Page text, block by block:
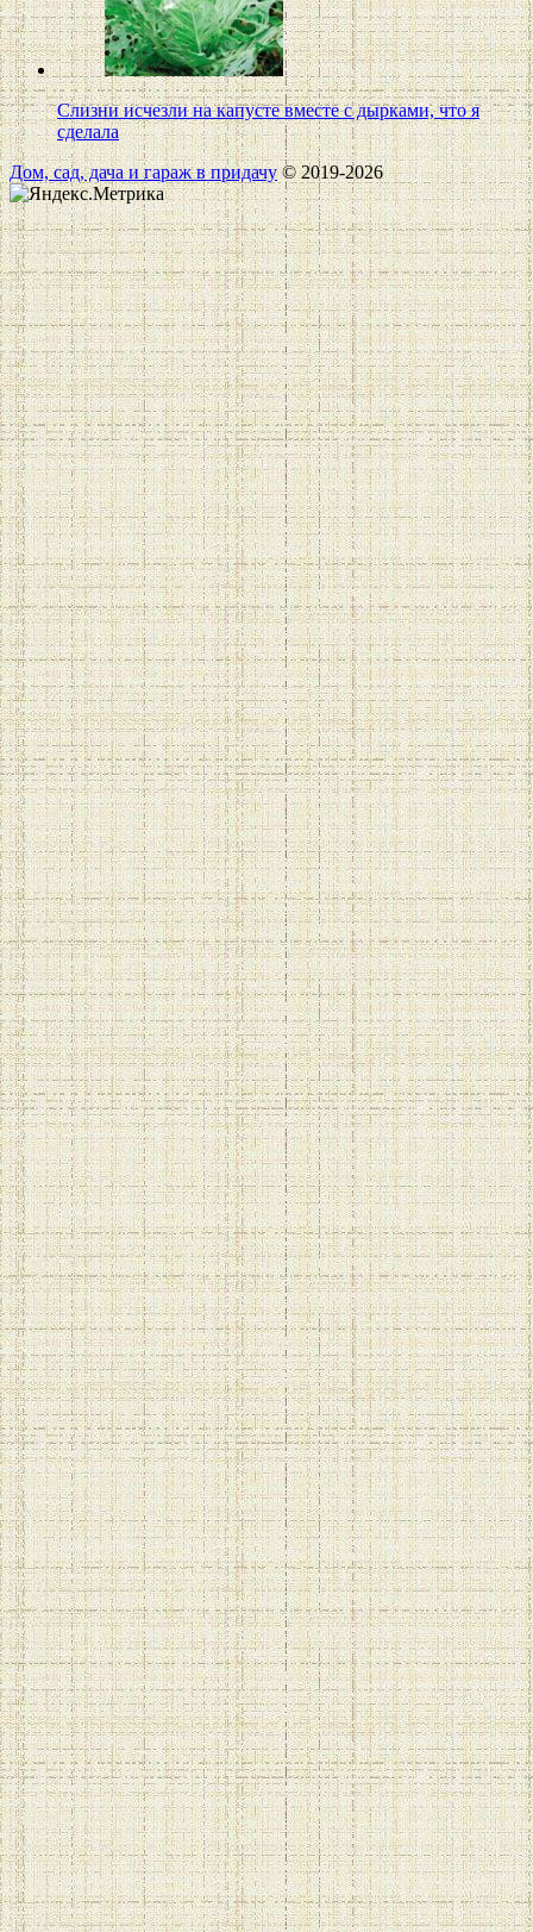
Слизни исчезли на капусте вместе с дырками, что я
сделала
Дом, сад, дача и гараж в придачу© 2019-2026